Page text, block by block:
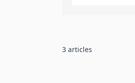
3 articles